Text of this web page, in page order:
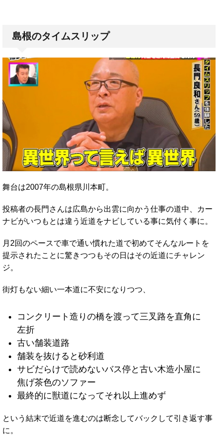
島根のタイムスリップ
舞台は2007年の島根県川本町。
投稿者の長門さんは広島から出雲に向かう仕事の道中、カー
ナビがいつもとは違う近道をナビしている事に気付く事に。
月2回のペースで車で通い慣れた道で初めてそんなルートを
提示されたことに驚きつつもその日はその近道にチャレン
ジ。
街灯もない細い一本道に不安になりつつ、
コンクリート造りの橋を渡って三叉路を直角に
左折
古い舗装道路
舗装を抜けると砂利道
サビだらけで読めないバス停と古い木造小屋に
焦げ茶色のソファー
最終的に獣道になってそれ以上進めず
という結末で近道を進むのは断念してバックして引き返す事
に。